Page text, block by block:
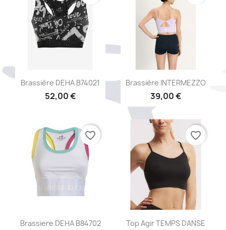
Aperçu rapide
Brassière DEHA B74021
52,00 €
Aperçu rapide
Brassière INTERMEZZO
39,00 €
Aperçu rapide
Brassiere DEHA B84702
favorite_border
Aperçu rapide
Top Agir TEMPS DANSE
favorite_border